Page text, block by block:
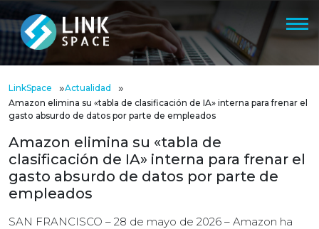
LinkSpace »Actualidad »
Amazon elimina su «tabla de clasificación de IA» interna para frenar el
gasto absurdo de datos por parte de empleados
Amazon elimina su «tabla de
clasificación de IA» interna para frenar el
gasto absurdo de datos por parte de
empleados
SAN FRANCISCO – 28 de mayo de 2026 – Amazon ha